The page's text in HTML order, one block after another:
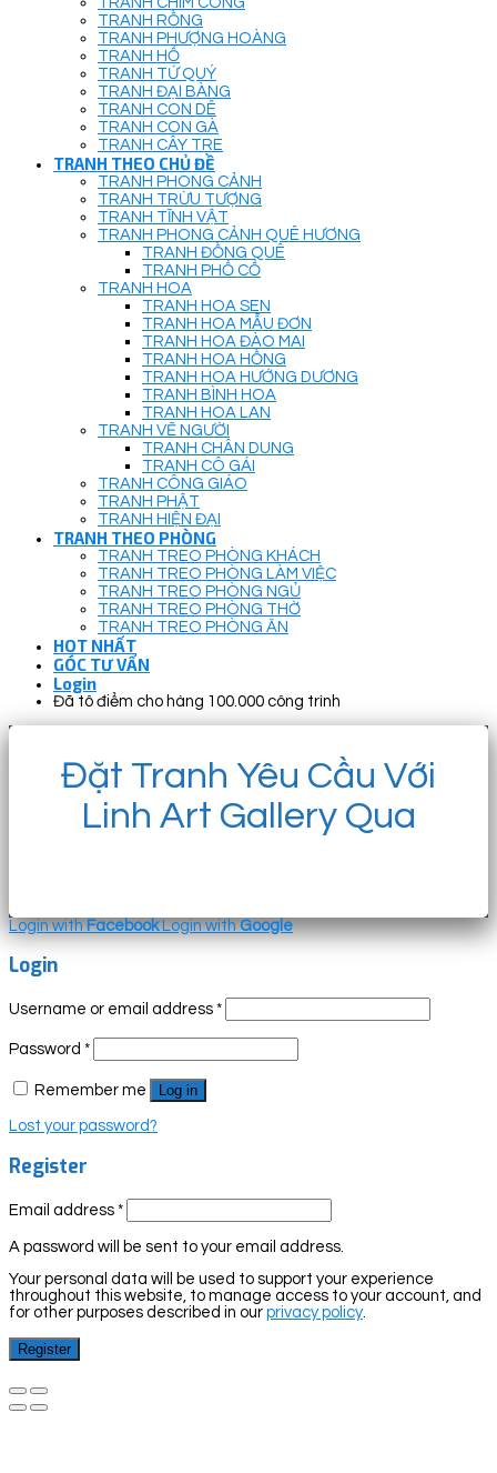
TRANH RỒNG
TRANH PHƯỢNG HOÀNG
TRANH HỔ
TRANH TỨ QUÝ
TRANH ĐẠI BÀNG
TRANH CON DÊ
TRANH CON GÀ
TRANH CÂY TRE
TRANH THEO CHỦ ĐỀ
TRANH PHONG CẢNH
TRANH TRỪU TƯỢNG
TRANH TĨNH VẬT
TRANH PHONG CẢNH QUÊ HƯƠNG
TRANH ĐỒNG QUÊ
TRANH PHỐ CỔ
TRANH HOA
TRANH HOA SEN
TRANH HOA MẪU ĐƠN
TRANH HOA ĐÀO MAI
TRANH HOA HỒNG
TRANH HOA HƯỚNG DƯƠNG
TRANH BÌNH HOA
TRANH HOA LAN
TRANH VẼ NGƯỜI
TRANH CHÂN DUNG
TRANH CÔ GÁI
TRANH CÔNG GIÁO
TRANH PHẬT
TRANH HIỆN ĐẠI
TRANH THEO PHÒNG
TRANH TREO PHÒNG KHÁCH
TRANH TREO PHÒNG LÀM VIỆC
TRANH TREO PHÒNG NGỦ
TRANH TREO PHÒNG THỜ
TRANH TREO PHÒNG ĂN
HOT NHẤT
GÓC TƯ VẤN
Login
Đã tô điểm cho hàng 100.000 công trình
Đặt Tranh Yêu Cầu Với
Linh Art Gallery Qua
Login withFacebook Login withGoogle
Login
Username or email address *
Password *
Remember me Log in
Lost your password?
Register
Email address *
A password will be sent to your email address.
Your personal data will be used to support your experience
throughout this website, to manage access to your account, and
for other purposes described in our privacy policy.
Register